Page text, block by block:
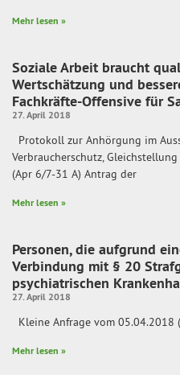
Mehr lesen »
Soziale Arbeit braucht
Wertschätzung und
Fachkräfte-Offensive für
27. April 2018
Protokoll zur Anhörgung im
Verbraucherschutz,
(Apr 6/7-31 A) Antrag der
Mehr lesen »
Personen, die aufgrund
Verbindung mit § 20
psychiatrischen
27. April 2018
Kleine Anfrage vom 05.04.2018
Mehr lesen »